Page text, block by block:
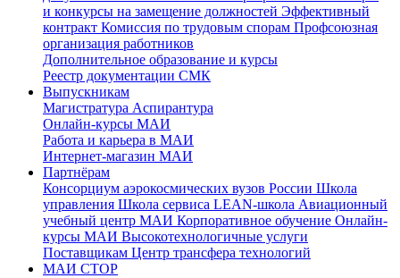
и конкурсы на замещение должностей Эффективный
контракт Комиссия по трудовым спорам Профсоюзная
организация работников
Дополнительное образование и курсы
Реестр документации СМК
Выпускникам
Магистратура Аспирантура
Онлайн-курсы МАИ
Работа и карьера в МАИ
Интернет-магазин МАИ
Партнёрам
Консорциум аэрокосмических вузов России Школа
управления Школа сервиса LEAN-школа Авиационный
учебный центр МАИ Корпоративное обучение Онлайн-
курсы МАИ Высокотехнологичные услуги
Поставщикам Центр трансфера технологий
МАИ СТОР